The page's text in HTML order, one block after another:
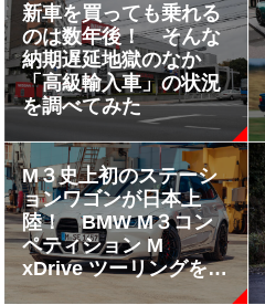
新車を買っても乗れる
のは数年後！ そんな
納期遅延地獄のなか
「高級輸入車」の状況
を調べてみた
M３史上初のステーシ
ョンワゴンが日本上
陸！ BMW M３コン
ペティション M
xDrive ツーリングを発
表